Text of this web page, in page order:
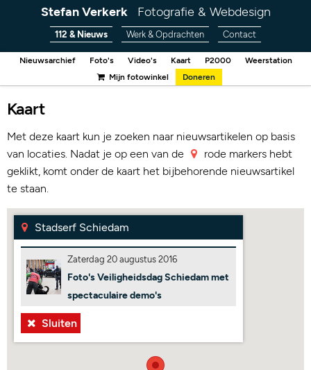
Stefan Verkerk Fotografie & Webdesign
112 & Nieuws Werk & Opdrachten Contact
Nieuwsarchief Foto's Video's Kaart P2000
Weerstation
Mijn fotowinkel
Doneren
Kaart
Met deze kaart kun je zoeken naar nieuwsartikelen op basis
van locaties. Nadat je op een van de
rode markers hebt
geklikt, komt onder de kaart het bijbehorende nieuwsartikel
te staan.
Stadserf Schiedam
Zaterdag 20 augustus 2016
Foto's Veiligheidsdag Schiedam met
spectaculaire demo's
Sluiten